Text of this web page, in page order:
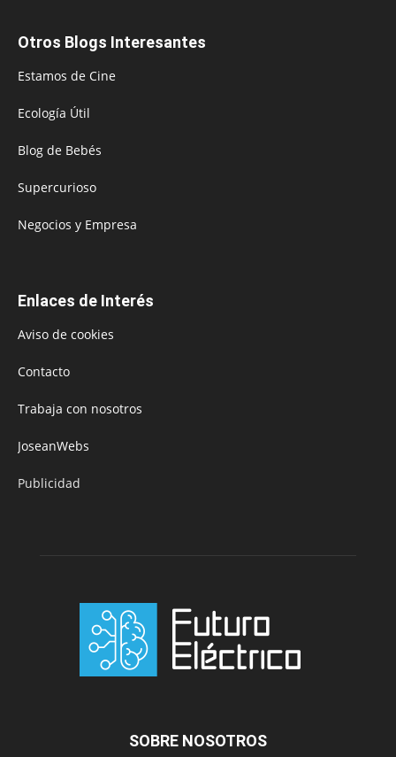
Otros Blogs Interesantes
Estamos de Cine
Ecología Útil
Blog de Bebés
Supercurioso
Negocios y Empresa
Enlaces de Interés
Aviso de cookies
Contacto
Trabaja con nosotros
JoseanWebs
Publicidad
SOBRE NOSOTROS